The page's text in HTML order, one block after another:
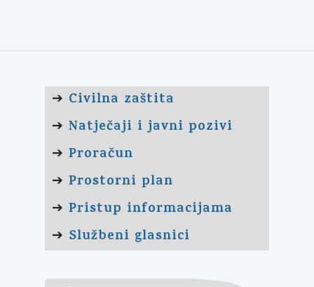
➔ Civilna zaštita
➔ Natječaji i javni pozivi
➔ Proračun
➔ Prostorni plan
➔ Pristup informacijama
➔ Službeni glasnici